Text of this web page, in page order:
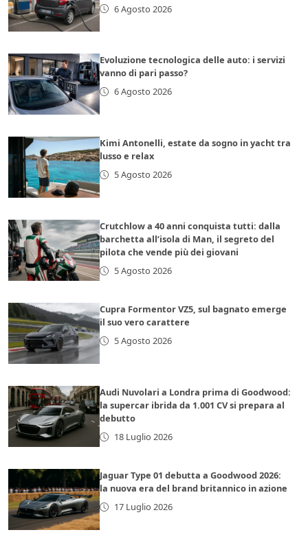
6 Agosto 2026
Evoluzione tecnologica delle auto: i servizi
vanno di pari passo?
6 Agosto 2026
Kimi Antonelli, estate da sogno in yacht tra
lusso e relax
5 Agosto 2026
Crutchlow a 40 anni conquista tutti: dalla
barchetta all’isola di Man, il segreto del
pilota che vende più dei giovani
5 Agosto 2026
Cupra Formentor VZ5, sul bagnato emerge
il suo vero carattere
5 Agosto 2026
Audi Nuvolari a Londra prima di Goodwood:
la supercar ibrida da 1.001 CV si prepara al
debutto
18 Luglio 2026
Jaguar Type 01 debutta a Goodwood 2026:
la nuova era del brand britannico in azione
17 Luglio 2026